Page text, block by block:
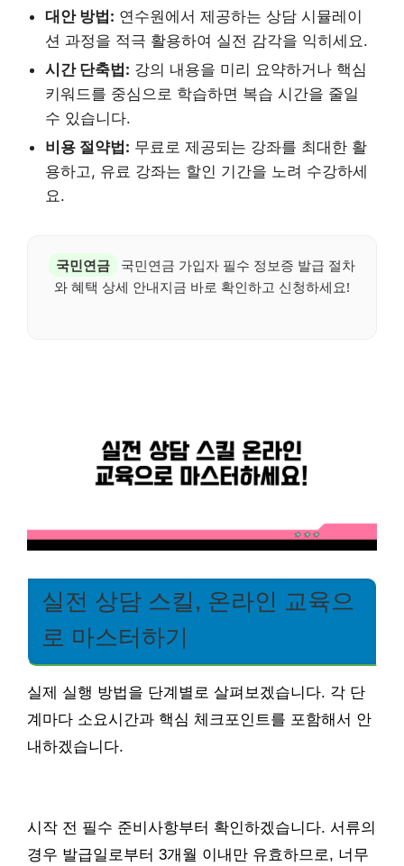
대안 방법: 연수원에서 제공하는 상담 시뮬레이
션 과정을 적극 활용하여 실전 감각을 익히세요.
시간 단축법: 강의 내용을 미리 요약하거나 핵심
키워드를 중심으로 학습하면 복습 시간을 줄일
수 있습니다.
비용 절약법: 무료로 제공되는 강좌를 최대한 활
용하고, 유료 강좌는 할인 기간을 노려 수강하세
요.
국민연금
국민연금 가입자 필수 정보증 발급 절차
와 혜택 상세 안내지금 바로 확인하고 신청하세요!
실전 상담 스킬, 온라인 교육으
로 마스터하기
실제 실행 방법을 단계별로 살펴보겠습니다. 각 단
계마다 소요시간과 핵심 체크포인트를 포함해서 안
내하겠습니다.
시작 전 필수 준비사항부터 확인하겠습니다. 서류의
경우 발급일로부터 3개월 이내만 유효하므로, 너무